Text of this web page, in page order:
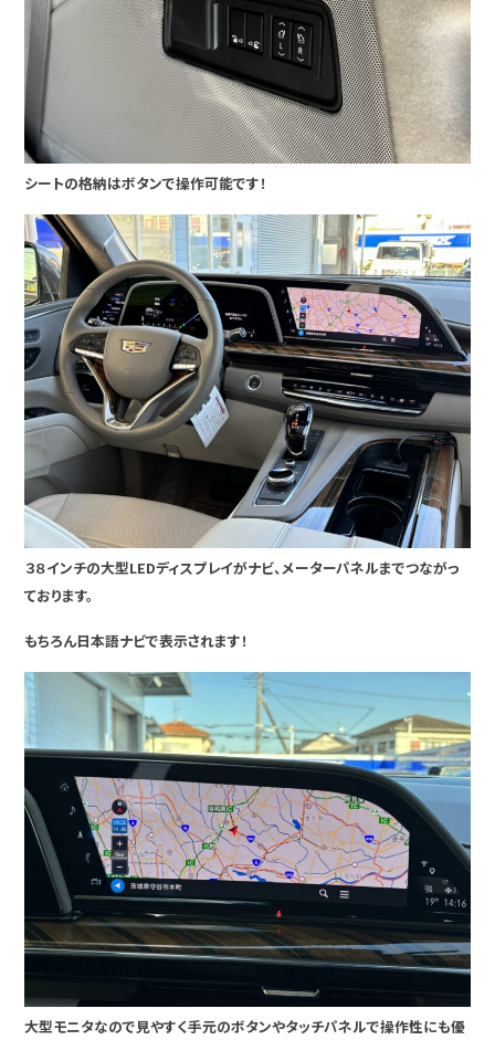
シートの格納はボタンで操作可能です！
３８インチの大型LEDディスプレイがナビ、メーターパネルまでつながっ
ております。
もちろん日本語ナビで表示されます！
大型モニタなので見やすく手元のボタンやタッチパネルで操作性にも優